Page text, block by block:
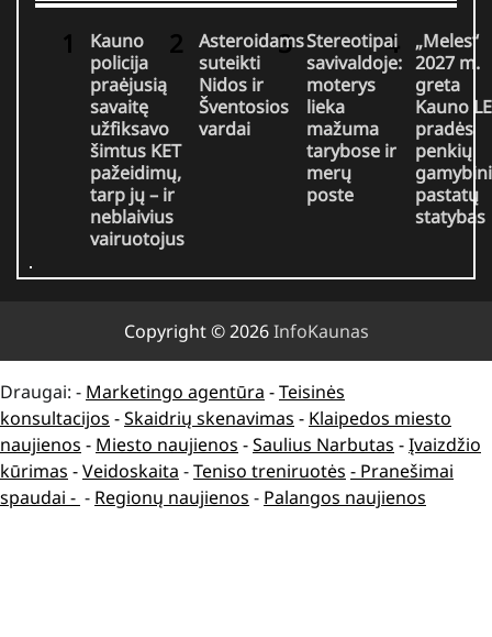
Kauno
policija
praėjusią
savaitę
užfiksavo
šimtus KET
pažeidimų,
tarp jų – ir
neblaivius
vairuotojus
Asteroidams
suteikti
Nidos ir
Šventosios
vardai
Stereotipai
savivaldoje:
moterys
lieka
mažuma
tarybose ir
merų
poste
„Meles“
2027 m.
greta
Kauno
pradės
penkių
pastatų
statybas
Copyright © 2026InfoKaunas
Draugai: - Marketingo agentūra -Teisinės
konsultacijos -Skaidrių skenavimas - Klaipedos miesto
naujienos - Miesto naujienos -Saulius Narbutas -Įvaizdžio
kūrimas -Veidoskaita -Teniso treniruotės - Pranešimai
spaudai - - Regionų naujienos - Palangos naujienos